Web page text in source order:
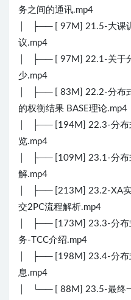
务之间的通讯.mp4
│ ├── [ 97M] 21.5-大课
议.mp4
│ ├── [ 97M] 22.1-关于
少.mp4
│ ├── [ 83M] 22.2-分布
的权衡结果 BASE理论.mp4
│ ├── [194M] 22.3-分布
览.mp4
│ ├── [109M] 23.1-分布
解.mp4
│ ├── [213M] 23.2-XA实
交2PC流程解析.mp4
│ ├── [173M] 23.3-分布
务-TCC介绍.mp4
│ ├── [198M] 23.4-分布
息.mp4
│ └── [ 88M] 23.5-最终